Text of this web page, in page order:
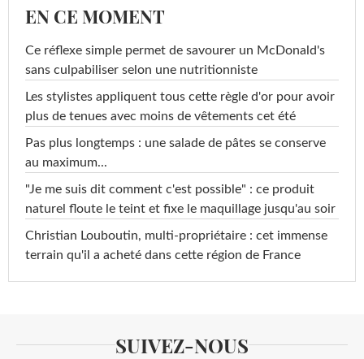
EN CE MOMENT
Ce réflexe simple permet de savourer un McDonald's
sans culpabiliser selon une nutritionniste
Les stylistes appliquent tous cette règle d'or pour avoir
plus de tenues avec moins de vêtements cet été
Pas plus longtemps : une salade de pâtes se conserve
au maximum...
"Je me suis dit comment c'est possible" : ce produit
naturel floute le teint et fixe le maquillage jusqu'au soir
Christian Louboutin, multi-propriétaire : cet immense
terrain qu'il a acheté dans cette région de France
SUIVEZ-NOUS